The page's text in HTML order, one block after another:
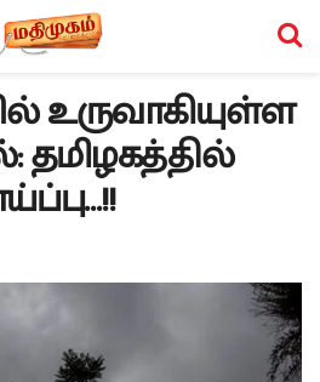
உருவாகியுள்ள
தமிழகத்தில்